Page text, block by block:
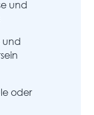
und
und
oder